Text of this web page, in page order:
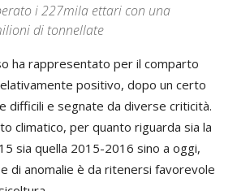
i 227mila ettari con una
di tonnellate
ha rappresentato per il comparto
positivo, dopo un certo
difficili e segnate da diverse criticità.
climatico, per quanto riguarda sia la
sia quella 2015-2016 sino a oggi,
di anomalie è da ritenersi favorevole